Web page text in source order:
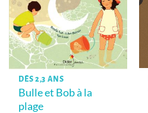
DÈS 2,3 ANS
Bulle et Bob à la
plage